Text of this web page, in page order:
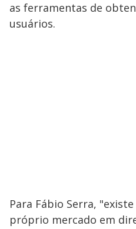
as ferramentas de
usuários.
Para Fábio Serra,
próprio mercado em